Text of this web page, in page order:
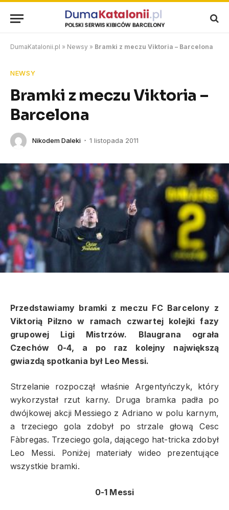
DumaKatalonii.pl » Newsy » Bramki z meczu Viktoria – Barcelona
NEWSY
Bramki z meczu Viktoria –
Barcelona
Nikodem Daleki 1 listopada 2011
Przedstawiamy bramki z meczu FC Barcelony z
Viktorią Pilzno w ramach czwartej kolejki fazy
grupowej Ligi Mistrzów. Blaugrana ograła
Czechów 0-4, a po raz kolejny największą
gwiazdą spotkania był Leo Messi.
Strzelanie rozpoczął właśnie Argentyńczyk, który
wykorzystał rzut karny. Druga bramka padła po
dwójkowej akcji Messiego z Adriano w polu karnym,
a trzeciego gola zdobył po strzale głową Cesc
Fàbregas. Trzeciego gola, dającego hat-tricka zdobył
Leo Messi. Poniżej materiały wideo prezentujące
wszystkie bramki.
0-1 Messi